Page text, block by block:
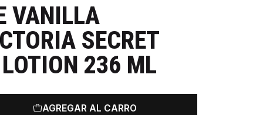
VANILLA
SECRET
236 ML
AGREGAR AL CARRO